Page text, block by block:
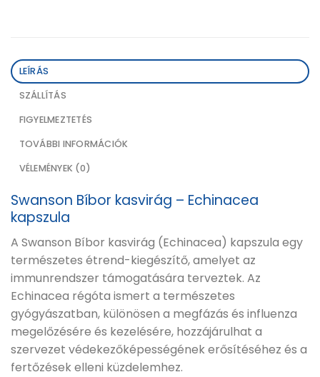
LEÍRÁS
SZÁLLÍTÁS
FIGYELMEZTETÉS
TOVÁBBI INFORMÁCIÓK
VÉLEMÉNYEK (0)
Swanson Bíbor kasvirág – Echinacea
kapszula
A Swanson Bíbor kasvirág (Echinacea) kapszula egy
természetes étrend-kiegészítő, amelyet az
immunrendszer támogatására terveztek. Az
Echinacea régóta ismert a természetes
gyógyászatban, különösen a megfázás és influenza
megelőzésére és kezelésére, hozzájárulhat a
szervezet védekezőképességének erősítéséhez és a
fertőzések elleni küzdelemhez.